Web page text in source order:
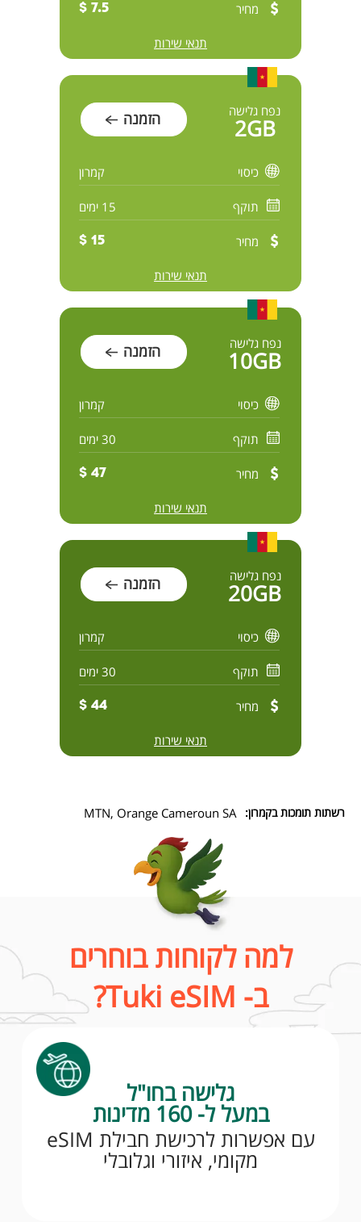
מחיר 7.5 $
תנאי שירות
נפח גלישה
2GB הזמנה
כיסוי קמרון
תוקף 15 ימים
מחיר 15 $
תנאי שירות
נפח גלישה
10GB הזמנה
כיסוי קמרון
תוקף 30 ימים
מחיר 47 $
תנאי שירות
נפח גלישה
20GB הזמנה
כיסוי קמרון
תוקף 30 ימים
מחיר 44 $
תנאי שירות
רשתות תומכות בקמרון: MTN, Orange Cameroun SA
למה לקוחות בוחרים
ב- Tuki eSIM?
גלישה בחו"ל
במעל ל- 160 מדינות
עם אפשרות לרכישת חבילת eSIM
מקומי, איזורי וגלובלי